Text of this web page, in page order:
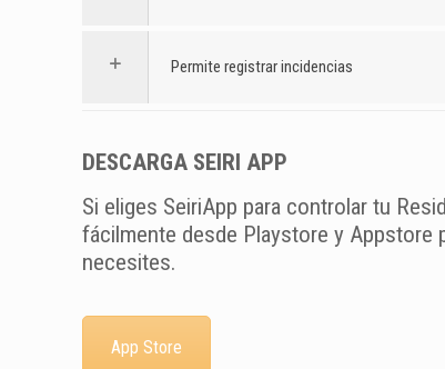
Permite registrar incidencias
DESCARGA SEIRI APP
Si eliges SeiriApp para controlar tu
fácilmente desde Playstore y Appstore
necesites.
App Store